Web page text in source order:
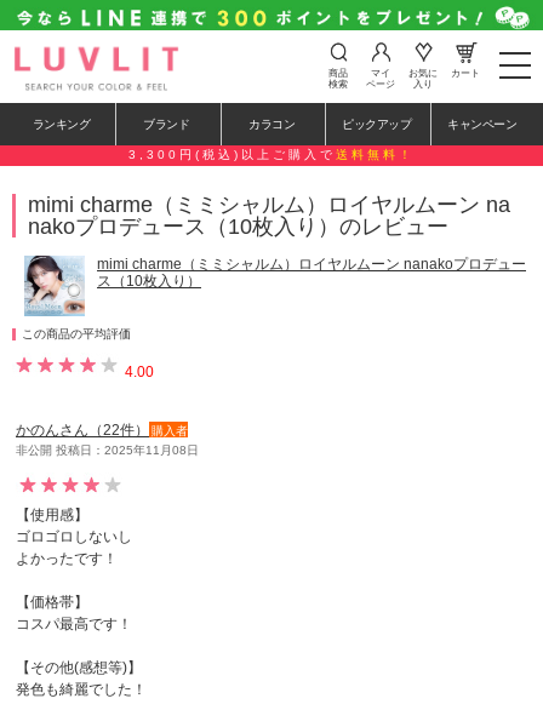
t
o
e
n
a
商品
検索
マイ
ページ
お気に
入り
カート
ランキング ブランド カラコン ピックアップ キャンペーン
3,300円(税込)以上ご購入で 送料無料！
mimi charme（ミミシャルム）ロイヤルムーン na
nakoプロデュース（10枚入り）のレビュー
mimi charme（ミミシャルム）ロイヤルムーン nanakoプロデュー
ス（10枚入り）
この商品の平均評価
4.00
かのんさん（22件）
購入者
非公開 投稿日：2025年11月08日
【使用感】
ゴロゴロしないし
よかったです！
【価格帯】
コスパ最高です！
【その他(感想等)】
発色も綺麗でした！